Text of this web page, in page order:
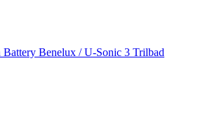
Battery Benelux / U-Sonic 3 Trilbad